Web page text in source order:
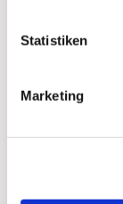
Statistiken
Marketing